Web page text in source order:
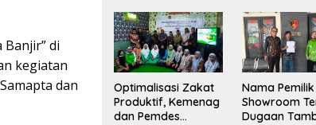
di
kegiatan
dan
Sita 20 Gram
Barang Bukti
Pelaku
dan Satu
Optimalisasi Zakat
Produktif, Kemenag
dan Pemdes
Nama Pemilik
Showroom
Dugaan